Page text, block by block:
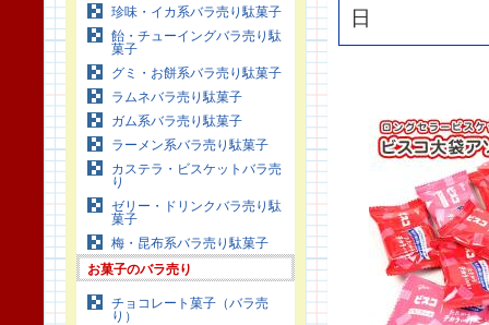
珍味・イカ系バラ売り駄菓子
飴・チューイングバラ売り駄
菓子
グミ・お餅系バラ売り駄菓子
ラムネバラ売り駄菓子
ガム系バラ売り駄菓子
ラーメン系バラ売り駄菓子
カステラ・ビスケットバラ売
り
ゼリー・ドリンクバラ売り駄
菓子
梅・昆布系バラ売り駄菓子
お菓子のバラ売り
チョコレート菓子（バラ売
り）
日